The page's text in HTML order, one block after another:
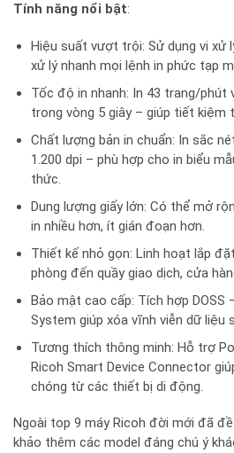
Tính năng nổi bật:
Hiệu suất vượt trội: Sử dụng vi xử
xử lý nhanh mọi lệnh in phức tạp
Tốc độ in nhanh: In 43 trang/phút
trong vòng 5 giây – giúp tiết kiệm
Chất lượng bản in chuẩn: In sắc
1.200 dpi – phù hợp cho in biểu
thức.
Dung lượng giấy lớn: Có thể mở
in nhiều hơn, ít gián đoạn hơn.
Thiết kế nhỏ gọn: Linh hoạt lắp
phòng đến quầy giao dịch, cửa
Bảo mật cao cấp: Tích hợp DOSS
System giúp xóa vĩnh viễn dữ liệu
Tương thích thông minh: Hỗ trợ
Ricoh Smart Device Connector
chóng từ các thiết bị di động.
Ngoài top 9 máy Ricoh đời mới đã
khảo thêm các model đáng chú ý